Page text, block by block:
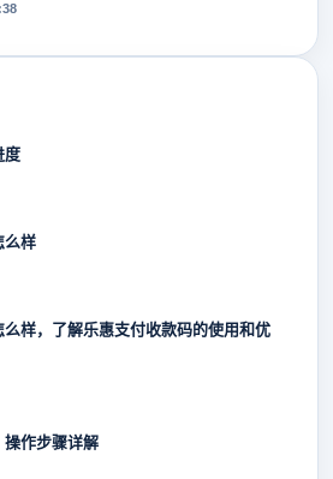
度
么样
样，了解乐惠支付收款码的使用和优
操作步骤详解